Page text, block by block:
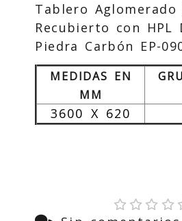
Tablero
Recubierto con HPL
Piedra Carbón EP-
MEDIDAS EN
MM
3600 X 620